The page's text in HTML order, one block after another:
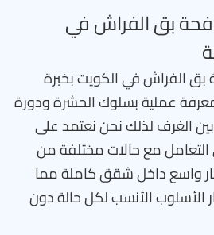
بق الفراش في
الفراش في الكويت بخبرة
عملية بسلوك الحشرة ودورة
بين الغرف لذلك نحن نعتمد على
التعامل مع حالات مختلفة من
واسع داخل شقق كاملة مما
الأسلوب الأنسب لكل حالة دون